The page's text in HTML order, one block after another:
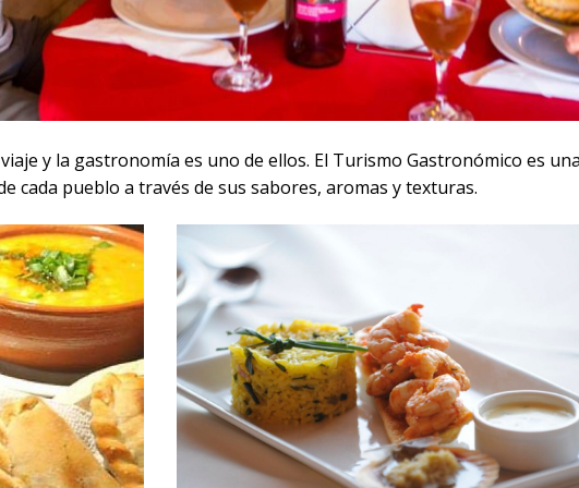
y la gastronomía es uno de ellos. El Turismo Gastronómico es
cada pueblo a través de sus sabores, aromas y texturas.